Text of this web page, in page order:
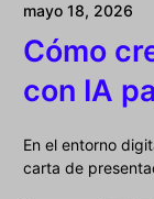
mayo 18, 2026
Cómo
con IA
En el entorno
carta de